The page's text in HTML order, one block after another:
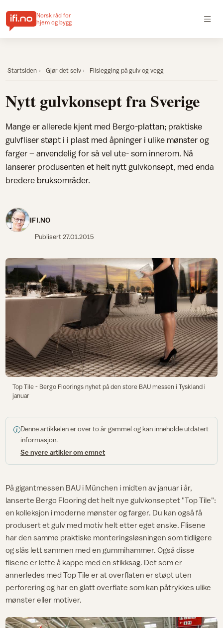
Norsk råd for
hjem og bygg
Startsiden Gjør det selv Flislegging på gulv og vegg
Nytt gulvkonsept fra Sverige
Mange er allerede kjent med Bergo-plattan; praktiske
gulvfliser støpt i i plast med åpninger i ulike mønster og
farger – anvendelig for så vel ute- som innerom. Nå
lanserer produsenten et helt nytt gulvkonsept, med enda
bredere bruksområder.
IFI.NO
Publisert27.01.2015
Top Tile - Bergo Floorings nyhet på den store BAU messen i Tyskland i
januar
Denne artikkelen er over to år gammel og kan inneholde utdatert
informasjon.
Se nyere artikler om emnet
På gigantmessen BAU i München i midten av januar i år,
lanserte Bergo Flooring det helt nye gulvkonseptet "Top Tile":
en kolleksjon i moderne mønster og farger. Du kan også få
produsert et gulv med motiv helt etter eget ønske. Flisene
har den samme praktiske monteringsløsningen som tidligere
og slås lett sammen med en gummihammer. Også disse
flisene er lette å kappe med en stikksag. Det som er
annerledes med Top Tile er at overflaten er støpt uten
perforering og har en glatt overflate som kan påtrykkes ulike
mønster eller motiver.